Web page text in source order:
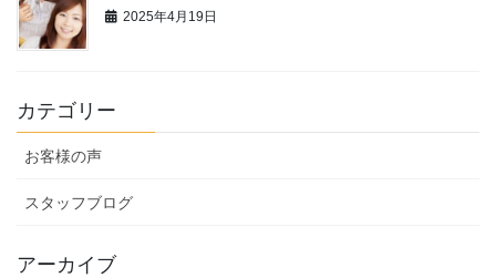
2025年4月19日
カテゴリー
お客様の声
スタッフブログ
アーカイブ